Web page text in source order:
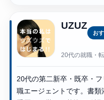
UZUZ
お
20代の就職・
20代の第二新卒・既卒・
職エージェントです。書